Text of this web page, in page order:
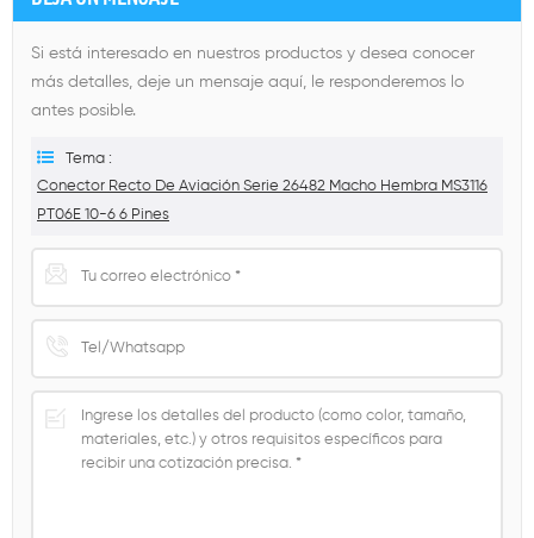
Si está interesado en nuestros productos y desea conocer
más detalles, deje un mensaje aquí, le responderemos lo
antes posible.
Tema :
Conector Recto De Aviación Serie 26482 Macho Hembra MS3116
PT06E 10-6 6 Pines